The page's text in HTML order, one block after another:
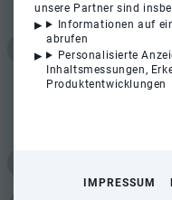
unsere Partner sind
Informationen auf
abrufen
Personalisierte
Inhaltsmessungen,
Produktentwicklungen
IMPRESSUM